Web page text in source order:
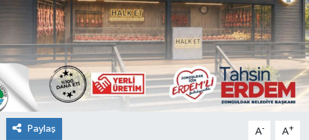
Paylaş A- A+
YAŞAM
Zonguldak